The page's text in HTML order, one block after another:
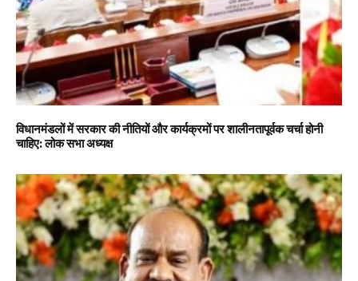
विधानमंडलों में सरकार की नीतियों और कार्यक्रमों पर शालीनतापूर्वक चर्चा होनी
चाहिए: लोक सभा अध्यक्ष